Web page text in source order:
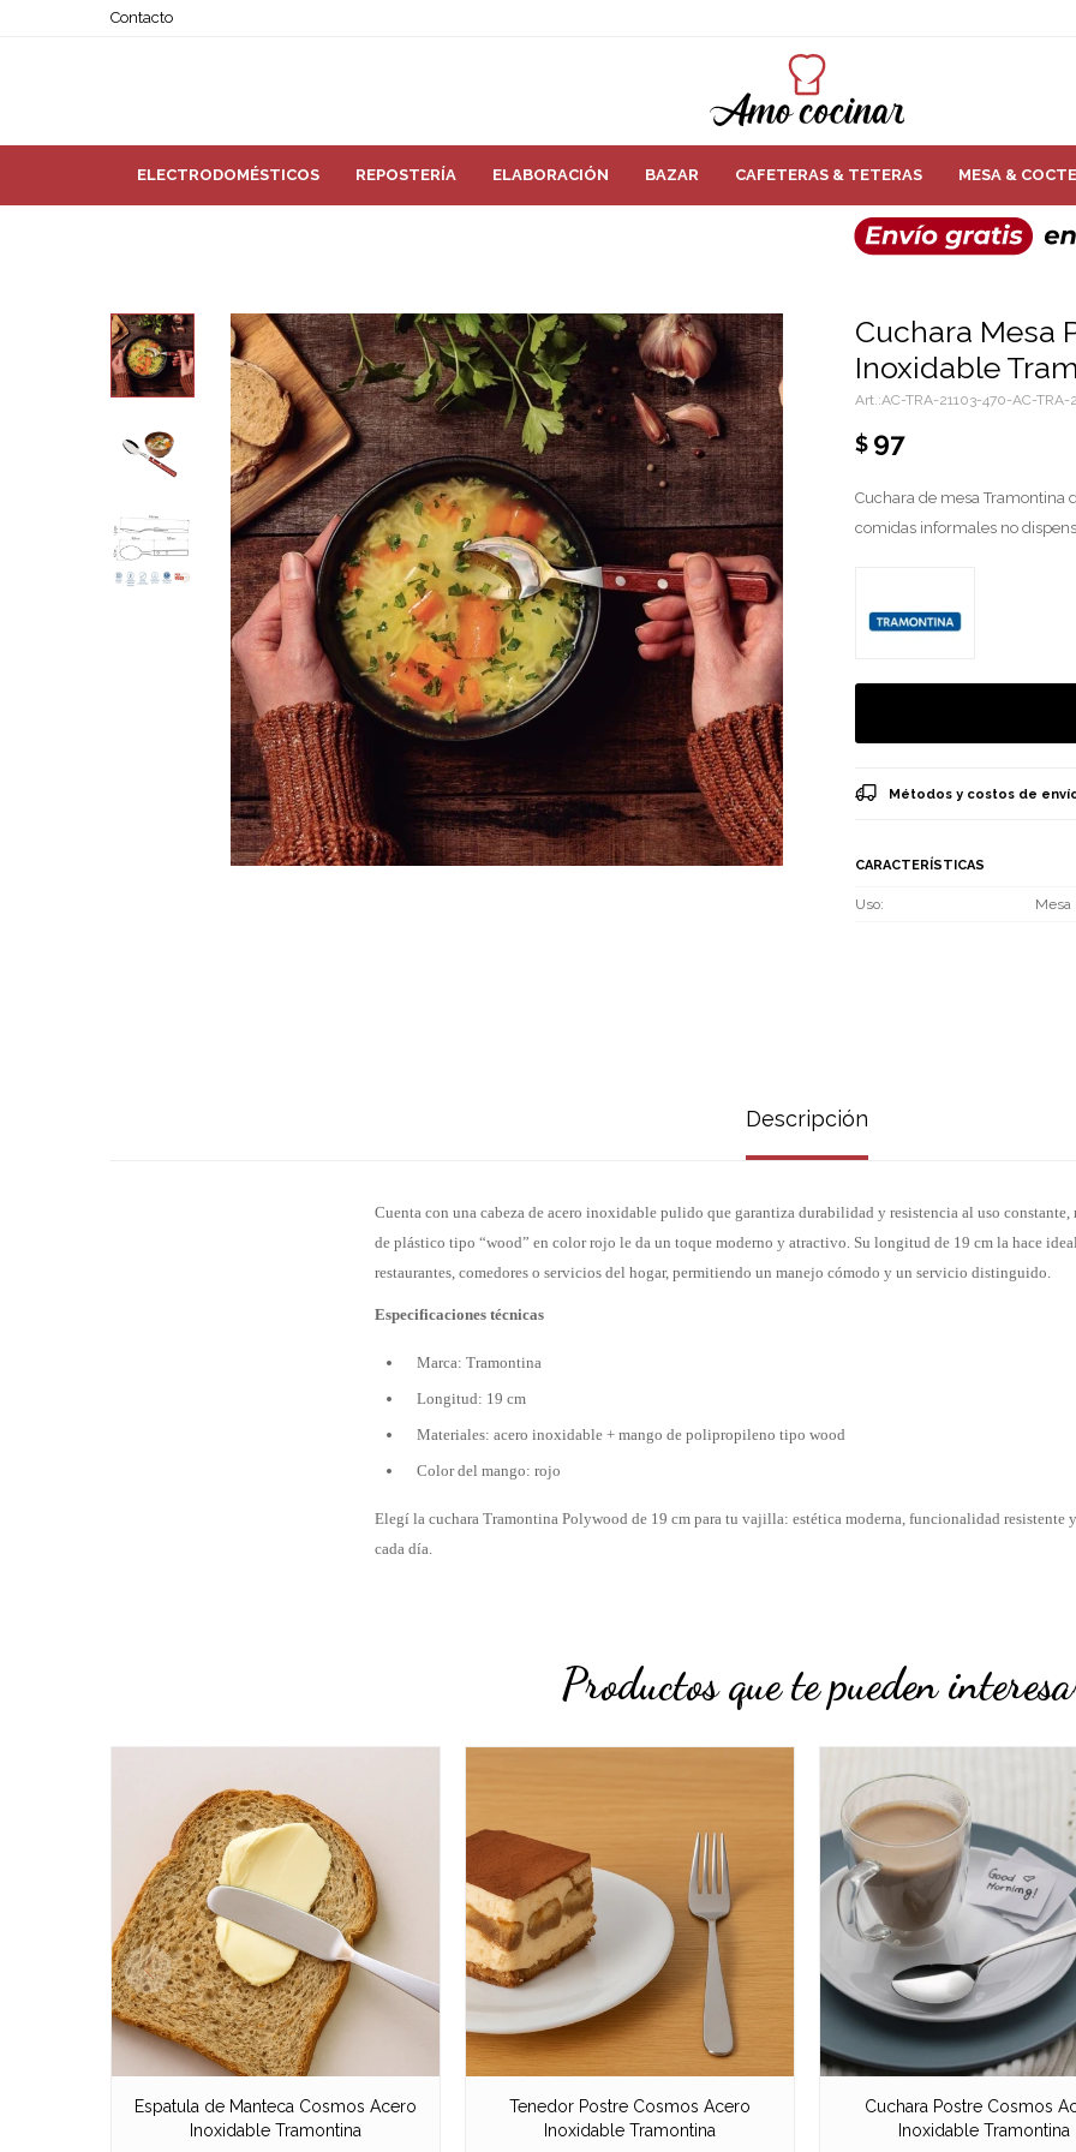
ELECTRODOMÉSTICOS REPOSTERÍA ELABORACIÓN BAZAR CAFETERAS & TETERAS MESA &
Contacto
Cuchara Mesa
Inoxidable
AC-TRA-21103-470-AC-TRA-
$ 97
Cuchara de mesa Tramontina
comidas informales no
Métodos y costos de
CARACTERÍSTICAS
Uso Mesa
Descripción
Cuenta con una cabeza de acero inoxidable pulido que garantiza durabilidad y resistencia al uso constante,
de plástico tipo “wood” en color rojo le da un toque moderno y atractivo. Su longitud de 19 cm la hace ideal
restaurantes, comedores o servicios del hogar, permitiendo un manejo cómodo y un servicio distinguido.
Especificaciones técnicas
Marca: Tramontina
Longitud: 19 cm
Materiales: acero inoxidable + mango de polipropileno tipo wood
Color del mango: rojo
Elegí la cuchara Tramontina Polywood de 19 cm para tu vajilla: estética moderna, funcionalidad resistente
cada día.
Productos que te pueden
Espatula de Manteca Cosmos Acero
Inoxidable Tramontina
Tenedor Postre Cosmos Acero
Inoxidable Tramontina
Cuchara Postre Cosmos
Inoxidable Tramontina